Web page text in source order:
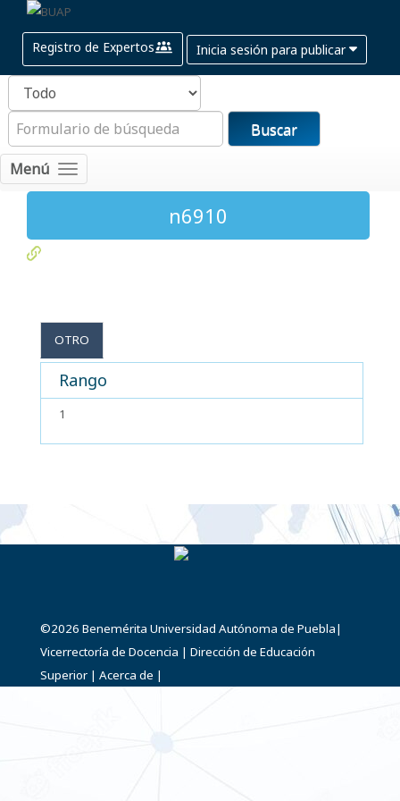
Registro de Expertos Inicia sesión para publicar
Buscar
Menú
n6910
OTRO
Rango
1
©2026 Benemérita Universidad Autónoma de Puebla|
Vicerrectoría de Docencia | Dirección de Educación
Superior | Acerca de |